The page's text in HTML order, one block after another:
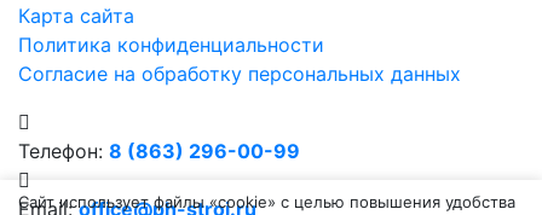
Карта сайта
Политика конфиденциальности
Согласие на обработку персональных данных
Телефон: 8 (863) 296-00-99
Email: office@ph-stroi.ru
Сайт использует файлы «cookie» с целью повышения удобства